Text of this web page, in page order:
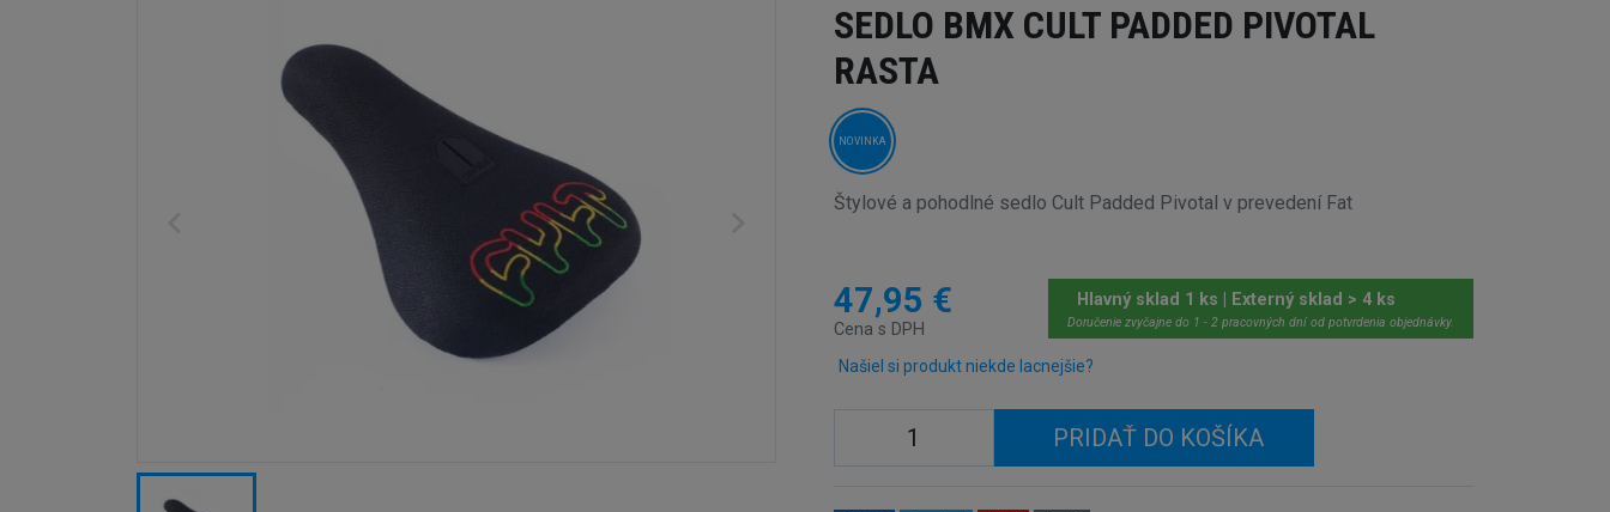
SEDLO BMX CULT PADDED PIVOTAL
RASTA
NOVINKA
Štylové a pohodlné sedlo Cult Padded Pivotal v prevedení Fat
47,95 €
Cena s DPH
Hlavný sklad 1 ks | Externý sklad > 4 ks
Doručenie zvyčajne do 1 - 2 pracovných dní od potvrdenia objednávky.
Našiel si produkt niekde lacnejšie?
PRIDAŤ DO KOŠÍKA